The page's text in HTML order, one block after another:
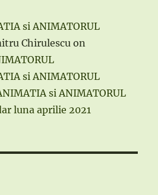
si ANIMATORUL
Chirulescu on
si ANIMATORUL
si ANIMATORUL
luna aprilie 2021